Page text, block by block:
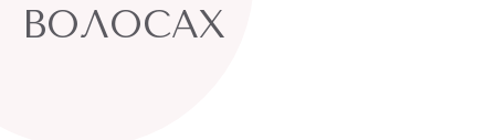
ВОЛОСАХ